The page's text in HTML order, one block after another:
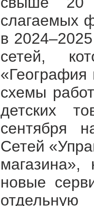
слагаемых
в
сетей,
схемы
детских
сентября
Сетей
магазина»,
новые